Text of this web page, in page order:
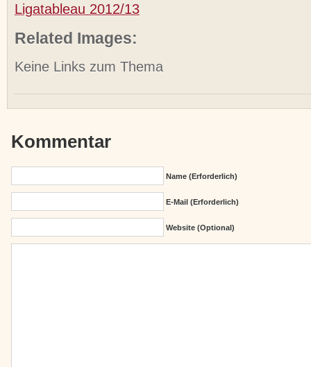
Ligatableau 2012/13
Related Images:
Keine Links zum Thema
Kommentar
Name (erforderlich)
E-Mail (erforderlich)
Website (Optional)